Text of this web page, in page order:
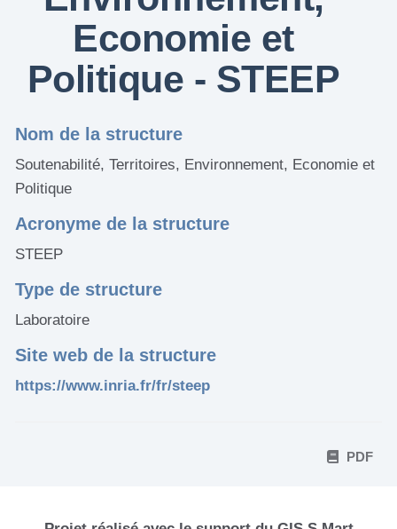
Economie et
Politique - STEEP
Nom de la structure
Soutenabilité, Territoires, Environnement, Economie et
Politique
Acronyme de la structure
STEEP
Type de structure
Laboratoire
Site web de la structure
https://www.inria.fr/fr/steep
PDF